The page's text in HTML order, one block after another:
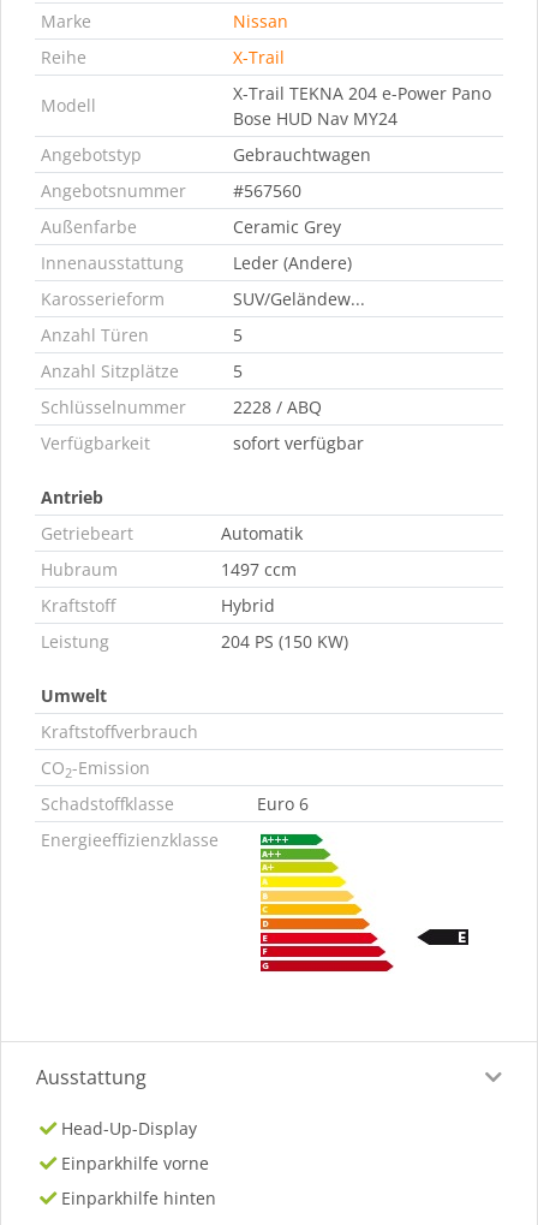
Marke
Nissan
Reihe
X-Trail
Modell
X-Trail TEKNA 204 e-Power Pano
Bose HUD Nav MY24
Angebotstyp
Gebrauchtwagen
Angebotsnummer
#567560
Außenfarbe
Ceramic Grey
Innenausstattung
Leder (Andere)
Karosserieform
SUV/Geländew...
Anzahl Türen
5
Anzahl Sitzplätze
5
Schlüsselnummer
2228 / ABQ
Verfügbarkeit
sofort verfügbar
Antrieb
Getriebeart
Automatik
Hubraum
1497 ccm
Kraftstoff
Hybrid
Leistung
204 PS (150 KW)
Umwelt
Kraftstoffverbrauch
CO2-Emission
Schadstoffklasse
Euro 6
Energieeffizienzklasse
Ausstattung
Head-Up-Display
Einparkhilfe vorne
Einparkhilfe hinten